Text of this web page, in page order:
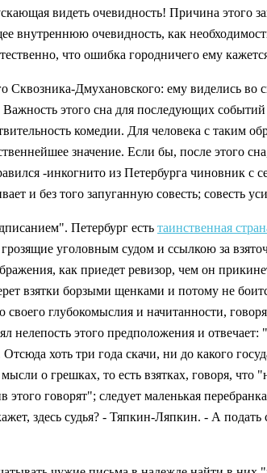
видеть очевидность! Причина этого
внутреннюю очевидность, как
что ошибка городничего ему
Сквозника-Дмухановского: ему виделись
этого сна для последующих
комедии. Для человека с таким
значение. Если бы, после этого
-инкогнито из Петербурга чиновник с
и без того запуганную совесть; совесть
Петербург есть таинственная
уголовным судом и ссылкою за
как приедет ревизор, чем он
взятки борзыми щенками и потому не
глубокомыслия и начитанности,
нелепость этого предположения и
хоть три года скачи, ни до какого
о грешках, то есть взятках, говоря,
говорят"; следует маленькая
здесь судья? - Тяпкин-Ляпкин. - А